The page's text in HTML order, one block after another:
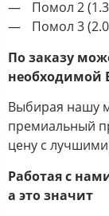
Помол 2
Помол 3
По заказу
необходимой
Выбирая нашу
премиальный
цену с
Работая с
а это значит